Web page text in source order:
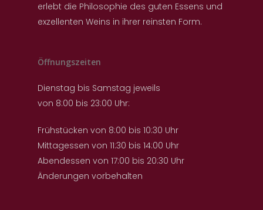
erlebt die Philosophie des guten Essens und
exzellenten Weins in ihrer reinsten Form.
Öffnungszeiten
Dienstag bis Samstag jeweils
von 8:00 bis 23:00 Uhr:
Frühstücken von 8:00 bis 10:30 Uhr
Mittagessen von 11:30 bis 14:00 Uhr
Abendessen von 17:00 bis 20:30 Uhr
Änderungen vorbehalten